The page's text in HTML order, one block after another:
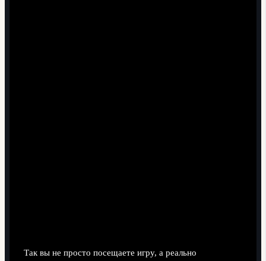
Так вы не просто посещаете игру, а реально